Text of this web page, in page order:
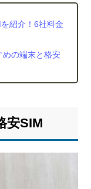
紹介！6社料金
めの端末と格安
安SIM